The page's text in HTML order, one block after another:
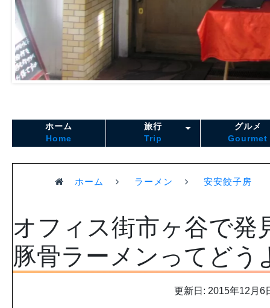
ホーム
Home
旅行
Trip
グルメ
Gourmet
ホーム ラーメン 安安餃子房
オフィス街市ヶ谷で発
豚骨ラーメンってどう
更新日: 2015年12月6